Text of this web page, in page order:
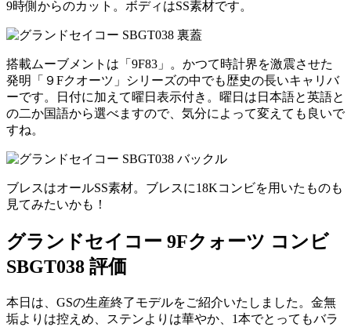
9時側からのカット。ボディはSS素材です。
搭載ムーブメントは「9F83」。かつて時計界を激震させた
発明「９Fクオーツ」シリーズの中でも歴史の長いキャリバ
ーです。日付に加えて曜日表示付き。曜日は日本語と英語と
の二か国語から選べますので、気分によって変えても良いで
すね。
ブレスはオールSS素材。ブレスに18Kコンビを用いたものも
見てみたいかも！
グランドセイコー 9Fクォーツ コンビ
SBGT038 評価
本日は、GSの生産終了モデルをご紹介いたしました。金無
垢よりは控えめ、ステンよりは華やか、1本でとってもバラ